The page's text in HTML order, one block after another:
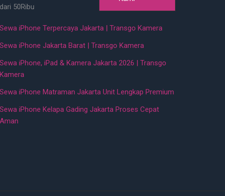
dari 50Ribu
Sewa iPhone Terpercaya Jakarta | Transgo Kamera
Sewa iPhone Jakarta Barat | Transgo Kamera
Sewa iPhone, iPad & Kamera Jakarta 2026 | Transgo
Kamera
Sewa iPhone Matraman Jakarta Unit Lengkap Premium
Sewa iPhone Kelapa Gading Jakarta Proses Cepat
Aman